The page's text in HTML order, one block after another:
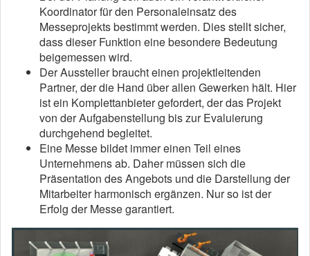
Koordinator für den Personaleinsatz des
Messeprojekts bestimmt werden. Dies stellt sicher,
dass dieser Funktion eine besondere Bedeutung
beigemessen wird.
Der Aussteller braucht einen projektleitenden
Partner, der die Hand über allen Gewerken hält. Hier
ist ein Komplettanbieter gefordert, der das Projekt
von der Aufgabenstellung bis zur Evaluierung
durchgehend begleitet.
Eine Messe bildet immer einen Teil eines
Unternehmens ab. Daher müssen sich die
Präsentation des Angebots und die Darstellung der
Mitarbeiter harmonisch ergänzen. Nur so ist der
Erfolg der Messe garantiert.